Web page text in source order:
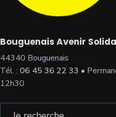
Bouguenais Avenir
44340 Bouguenais
Tél. : 06 45 36 22 33 •
12h30